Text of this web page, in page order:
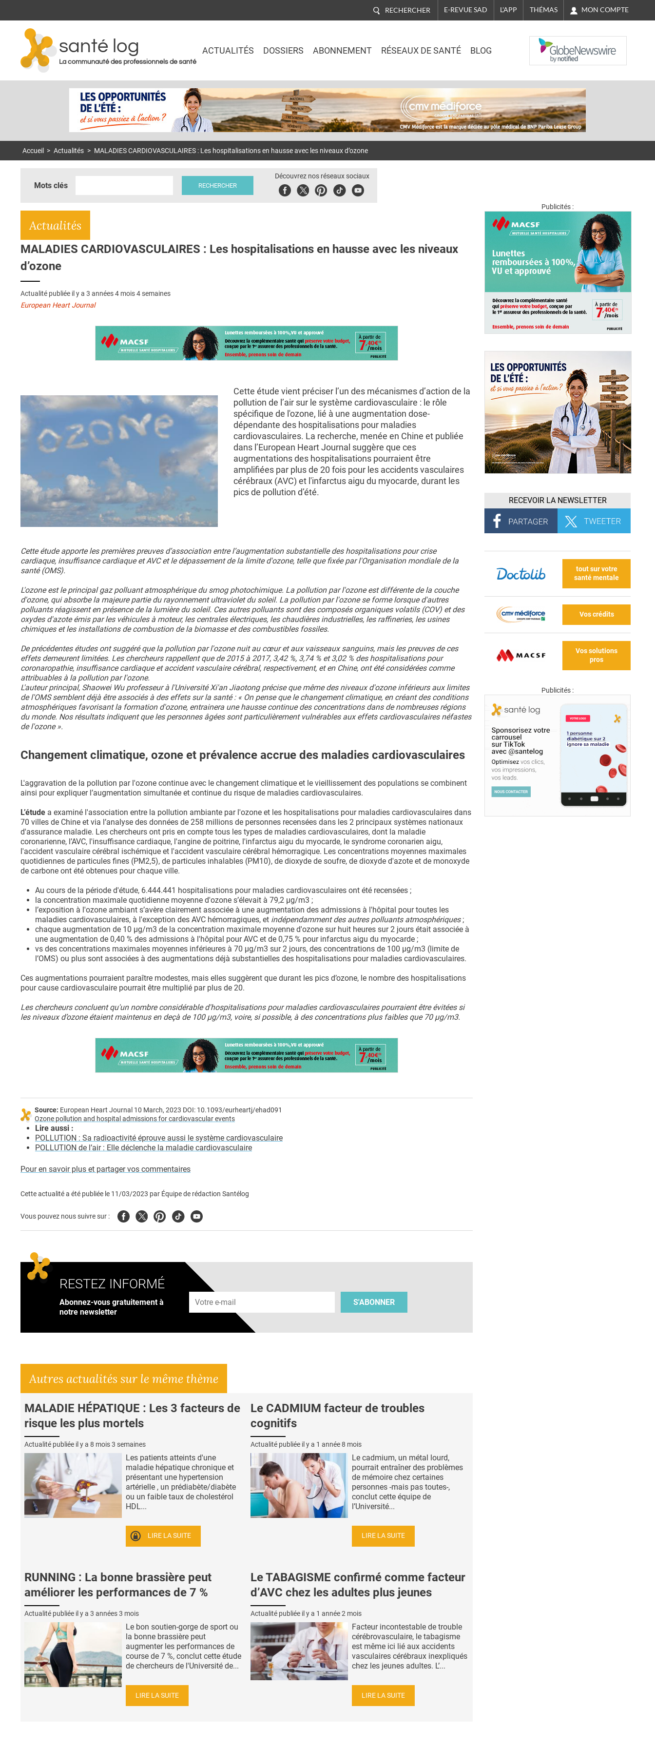
RECHERCHER E-REVUE SAD L'APP THÉMAS MON COMPTE
santé log
La communauté des professionnels de santé
ACTUALITÉS DOSSIERS ABONNEMENT RÉSEAUX DE SANTÉ BLOG
NASDAQ
Accueil > Actualités > MALADIES CARDIOVASCULAIRES : Les hospitalisations en hausse avec les niveaux d’ozone
Mots clés
Découvrez nos réseaux sociaux
FacebookTwitterPinterest
TiktokYoubute
Actualités
MALADIES CARDIOVASCULAIRES : Les hospitalisations en hausse avec les niveaux
d’ozone
Actualité publiée il y a 3 années 4 mois 4 semaines
European Heart Journal
Cette étude vient préciser l’un des mécanismes d’action de la
pollution de l’air sur le système cardiovasculaire : le rôle
spécifique de l'ozone, lié à une augmentation dose-
dépendante des hospitalisations pour maladies
cardiovasculaires. La recherche, menée en Chine et publiée
dans l’European Heart Journal suggère que ces
augmentations des hospitalisations pourraient être
amplifiées par plus de 20 fois pour les accidents vasculaires
cérébraux (AVC) et l'infarctus aigu du myocarde, durant les
pics de pollution d’été.
Cette étude apporte les premières preuves d’association entre l’augmentation substantielle des hospitalisations pour crise
cardiaque, insuffisance cardiaque et AVC et le dépassement de la limite d'ozone, telle que fixée par l'Organisation mondiale de la
santé (OMS).
L'ozone est le principal gaz polluant atmosphérique du smog photochimique. La pollution par l'ozone est différente de la couche
d'ozone, qui absorbe la majeure partie du rayonnement ultraviolet du soleil. La pollution par l'ozone se forme lorsque d'autres
polluants réagissent en présence de la lumière du soleil. Ces autres polluants sont des composés organiques volatils (COV) et des
oxydes d'azote émis par les véhicules à moteur, les centrales électriques, les chaudières industrielles, les raffineries, les usines
chimiques et les installations de combustion de la biomasse et des combustibles fossiles.
De précédentes études ont suggéré que la pollution par l'ozone nuit au cœur et aux vaisseaux sanguins, mais les preuves de ces
effets demeurent limitées. Les chercheurs rappellent que de 2015 à 2017, 3,42 %, 3,74 % et 3,02 % des hospitalisations pour
coronaropathie, insuffisance cardiaque et accident vasculaire cérébral, respectivement, et en Chine, ont été considérées comme
attribuables à la pollution par l'ozone.
L'auteur principal, Shaowei Wu professeur à l'Université Xi'an Jiaotong précise que même des niveaux d'ozone inférieurs aux limites
de l'OMS semblent déjà être associés à des effets sur la santé : « On pense que le changement climatique, en créant des conditions
atmosphériques favorisant la formation d'ozone, entrainera une hausse continue des concentrations dans de nombreuses régions
du monde. Nos résultats indiquent que les personnes âgées sont particulièrement vulnérables aux effets cardiovasculaires néfastes
de l'ozone ».
Changement climatique, ozone et prévalence accrue des maladies cardiovasculaires
L'aggravation de la pollution par l'ozone continue avec le changement climatique et le vieillissement des populations se combinent
ainsi pour expliquer l’augmentation simultanée et continue du risque de maladies cardiovasculaires.
L’étude a examiné l'association entre la pollution ambiante par l'ozone et les hospitalisations pour maladies cardiovasculaires dans
70 villes de Chine et via l’analyse des données de 258 millions de personnes recensées dans les 2 principaux systèmes nationaux
d'assurance maladie. Les chercheurs ont pris en compte tous les types de maladies cardiovasculaires, dont la maladie
coronarienne, l’AVC, l'insuffisance cardiaque, l'angine de poitrine, l'infarctus aigu du myocarde, le syndrome coronarien aigu,
l'accident vasculaire cérébral ischémique et l'accident vasculaire cérébral hémorragique. Les concentrations moyennes maximales
quotidiennes de particules fines (PM2,5), de particules inhalables (PM10), de dioxyde de soufre, de dioxyde d'azote et de monoxyde
de carbone ont été obtenues pour chaque ville.
Au cours de la période d'étude, 6.444.441 hospitalisations pour maladies cardiovasculaires ont été recensées ;
la concentration maximale quotidienne moyenne d'ozone s’élevait à 79,2 μg/m3 ;
l’exposition à l'ozone ambiant s’avère clairement associée à une augmentation des admissions à l'hôpital pour toutes les
maladies cardiovasculaires, à l'exception des AVC hémorragiques, et indépendamment des autres polluants atmosphériques ;
chaque augmentation de 10 μg/m3 de la concentration maximale moyenne d'ozone sur huit heures sur 2 jours était associée à
une augmentation de 0,40 % des admissions à l'hôpital pour AVC et de 0,75 % pour infarctus aigu du myocarde ;
vs des concentrations maximales moyennes inférieures à 70 μg/m3 sur 2 jours, des concentrations de 100 µg/m3 (limite de
l’OMS) ou plus sont associées à des augmentations déjà substantielles des hospitalisations pour maladies cardiovasculaires.
Ces augmentations pourraient paraître modestes, mais elles suggèrent que durant les pics d’ozone, le nombre des hospitalisations
pour cause cardiovasculaire pourrait être multiplié par plus de 20.
Les chercheurs concluent qu'un nombre considérable d'hospitalisations pour maladies cardiovasculaires pourraient être évitées si
les niveaux d’ozone étaient maintenus en deçà de 100 μg/m3, voire, si possible, à des concentrations plus faibles que 70 μg/m3.
Source: European Heart Journal 10 March, 2023 DOI: 10.1093/eurheartj/ehad091
Ozone pollution and hospital admissions for cardiovascular events
Lire aussi :
POLLUTION : Sa radioactivité éprouve aussi le système cardiovasculaire
POLLUTION de l’air : Elle déclenche la maladie cardiovasculaire
Pour en savoir plus et partager vos commentaires
Cette actualité a été publiée le 11/03/2023 par Équipe de rédaction Santélog
Vous pouvez nous suivre sur : FacebookTwitterPinterest
TiktokYoutube
RESTEZ INFORMÉ
Abonnez-vous gratuitement à
notre newsletter
Adresse e-mail
S'ABONNER
Autres actualités sur le même thème
MALADIE HÉPATIQUE : Les 3 facteurs de
risque les plus mortels
Actualité publiée il y a 8 mois 3 semaines
Les patients atteints d'une
maladie hépatique chronique et
présentant une hypertension
artérielle , un prédiabète/diabète
ou un faible taux de cholestérol
HDL...
LIRE LA SUITE
Le CADMIUM facteur de troubles
cognitifs
Actualité publiée il y a 1 année 8 mois
Le cadmium, un métal lourd,
pourrait entraîner des problèmes
de mémoire chez certaines
personnes -mais pas toutes-,
conclut cette équipe de
l’Université...
LIRE LA SUITE
RUNNING : La bonne brassière peut
améliorer les performances de 7 %
Actualité publiée il y a 3 années 3 mois
Le bon soutien-gorge de sport ou
la bonne brassière peut
augmenter les performances de
course de 7 %, conclut cette étude
de chercheurs de l'Université de...
LIRE LA SUITE
Le TABAGISME confirmé comme facteur
d’AVC chez les adultes plus jeunes
Actualité publiée il y a 1 année 2 mois
Facteur incontestable de trouble
cérébrovasculaire, le tabagisme
est même ici lié aux accidents
vasculaires cérébraux inexpliqués
chez les jeunes adultes. L’...
LIRE LA SUITE
Publicités :
RECEVOIR LA NEWSLETTER
tout sur votre
santé mentale
Vos crédits
Vos solutions
pros
Publicités :